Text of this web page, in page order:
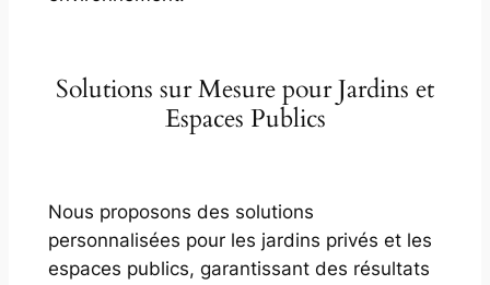
Solutions sur Mesure pour Jardins et
Espaces Publics
Nous proposons des solutions
personnalisées pour les jardins privés et les
espaces publics, garantissant des résultats